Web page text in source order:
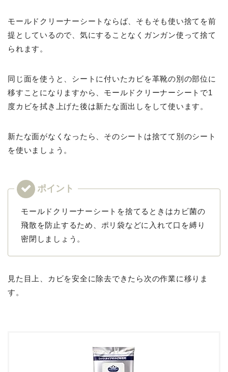
モールドクリーナーシートならば、そもそも使い捨てを前
提としているので、気にすることなくガンガン使って捨て
られます。
同じ面を使うと、シートに付いたカビを革靴の別の部位に
移すことになりますから、モールドクリーナーシートで1
度カビを拭き上げた後は新たな面出しをして使います。
新たな面がなくなったら、そのシートは捨てて別のシート
を使いましょう。
モールドクリーナーシートを捨てるときはカビ菌の
飛散を防止するため、ポリ袋などに入れて口を縛り
密閉しましょう。
見た目上、カビを安全に除去できたら次の作業に移りま
す。